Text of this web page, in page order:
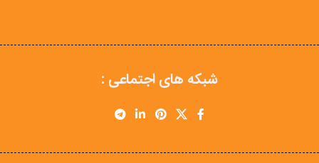
شبکه های اجتماعی :